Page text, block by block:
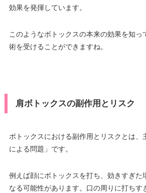
効果を発揮しています。
このようなボトックスの本来の効果を知っ
術を受けることができますね。
肩ボトックスの副作用とリスク
ボトックスにおける副作用とリスクとは、
による問題」です。
例えば顔にボトックスを打ち、効きすぎた
なる可能性があります。口の周りに打ちす